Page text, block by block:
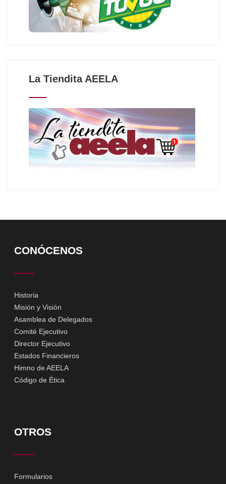
La Tiendita AEELA
CONÓCENOS
Historia
Misión y Visión
Asamblea de Delegados
Comité Ejecutivo
Director Ejecutivo
Estados Financieros
Himno de AEELA
Código de Ética
OTROS
Formularios